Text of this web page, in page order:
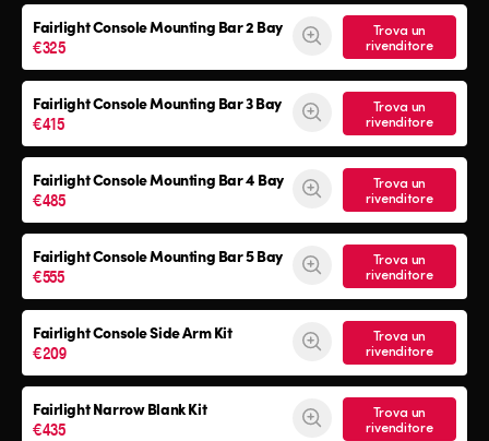
Fairlight Console Mounting Bar 2 Bay
€325
Trova un
rivenditore
Fairlight Console Mounting Bar 3 Bay
€415
Trova un
rivenditore
Fairlight Console Mounting Bar 4 Bay
€485
Trova un
rivenditore
Fairlight Console Mounting Bar 5 Bay
€555
Trova un
rivenditore
Fairlight ConsoleSide Arm Kit
€209
Trova un
rivenditore
Fairlight Narrow Blank Kit
€435
Trova un
rivenditore